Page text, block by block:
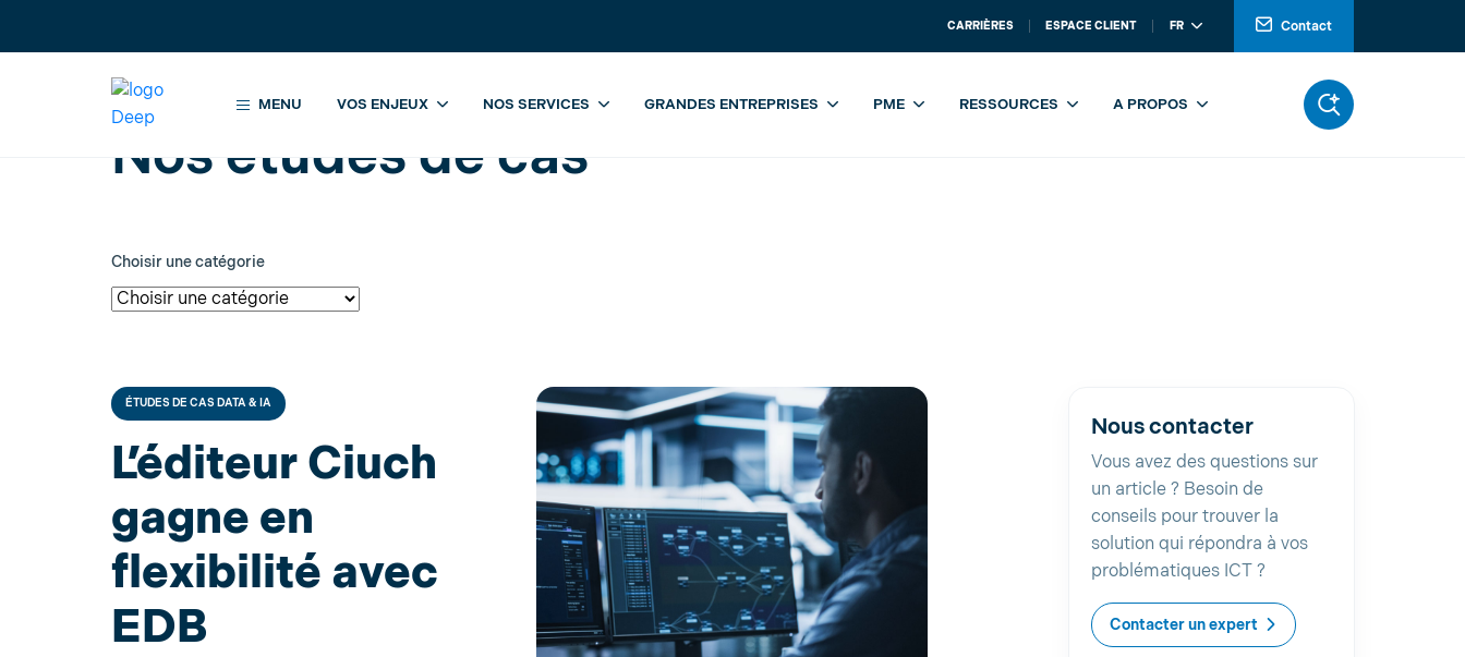
CARRIÈRES ESPACE CLIENT FR Contact
MENU VOS ENJEUX NOS SERVICES GRANDES ENTREPRISES PME RESSOURCES A PROPOS
Accueil
Nos études de cas
Choisir une catégorie
ÉTUDES DE CAS DATA & IA
L’éditeur Ciuch
gagne en
flexibilité avec
EDB
Nous contacter
Vous avez des questions sur
un article ? Besoin de
conseils pour trouver la
solution qui répondra à vos
problématiques ICT ?
Contacter un expert